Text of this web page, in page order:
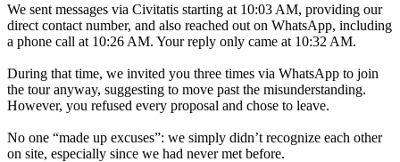
We sent messages via Civitatis starting at 10:03 AM, providing our
direct contact number, and also reached out on WhatsApp, including
a phone call at 10:26 AM. Your reply only came at 10:32 AM.
During that time, we invited you three times via WhatsApp to join
the tour anyway, suggesting to move past the misunderstanding.
However, you refused every proposal and chose to leave.
No one “made up excuses”: we simply didn’t recognize each other
on site, especially since we had never met before.